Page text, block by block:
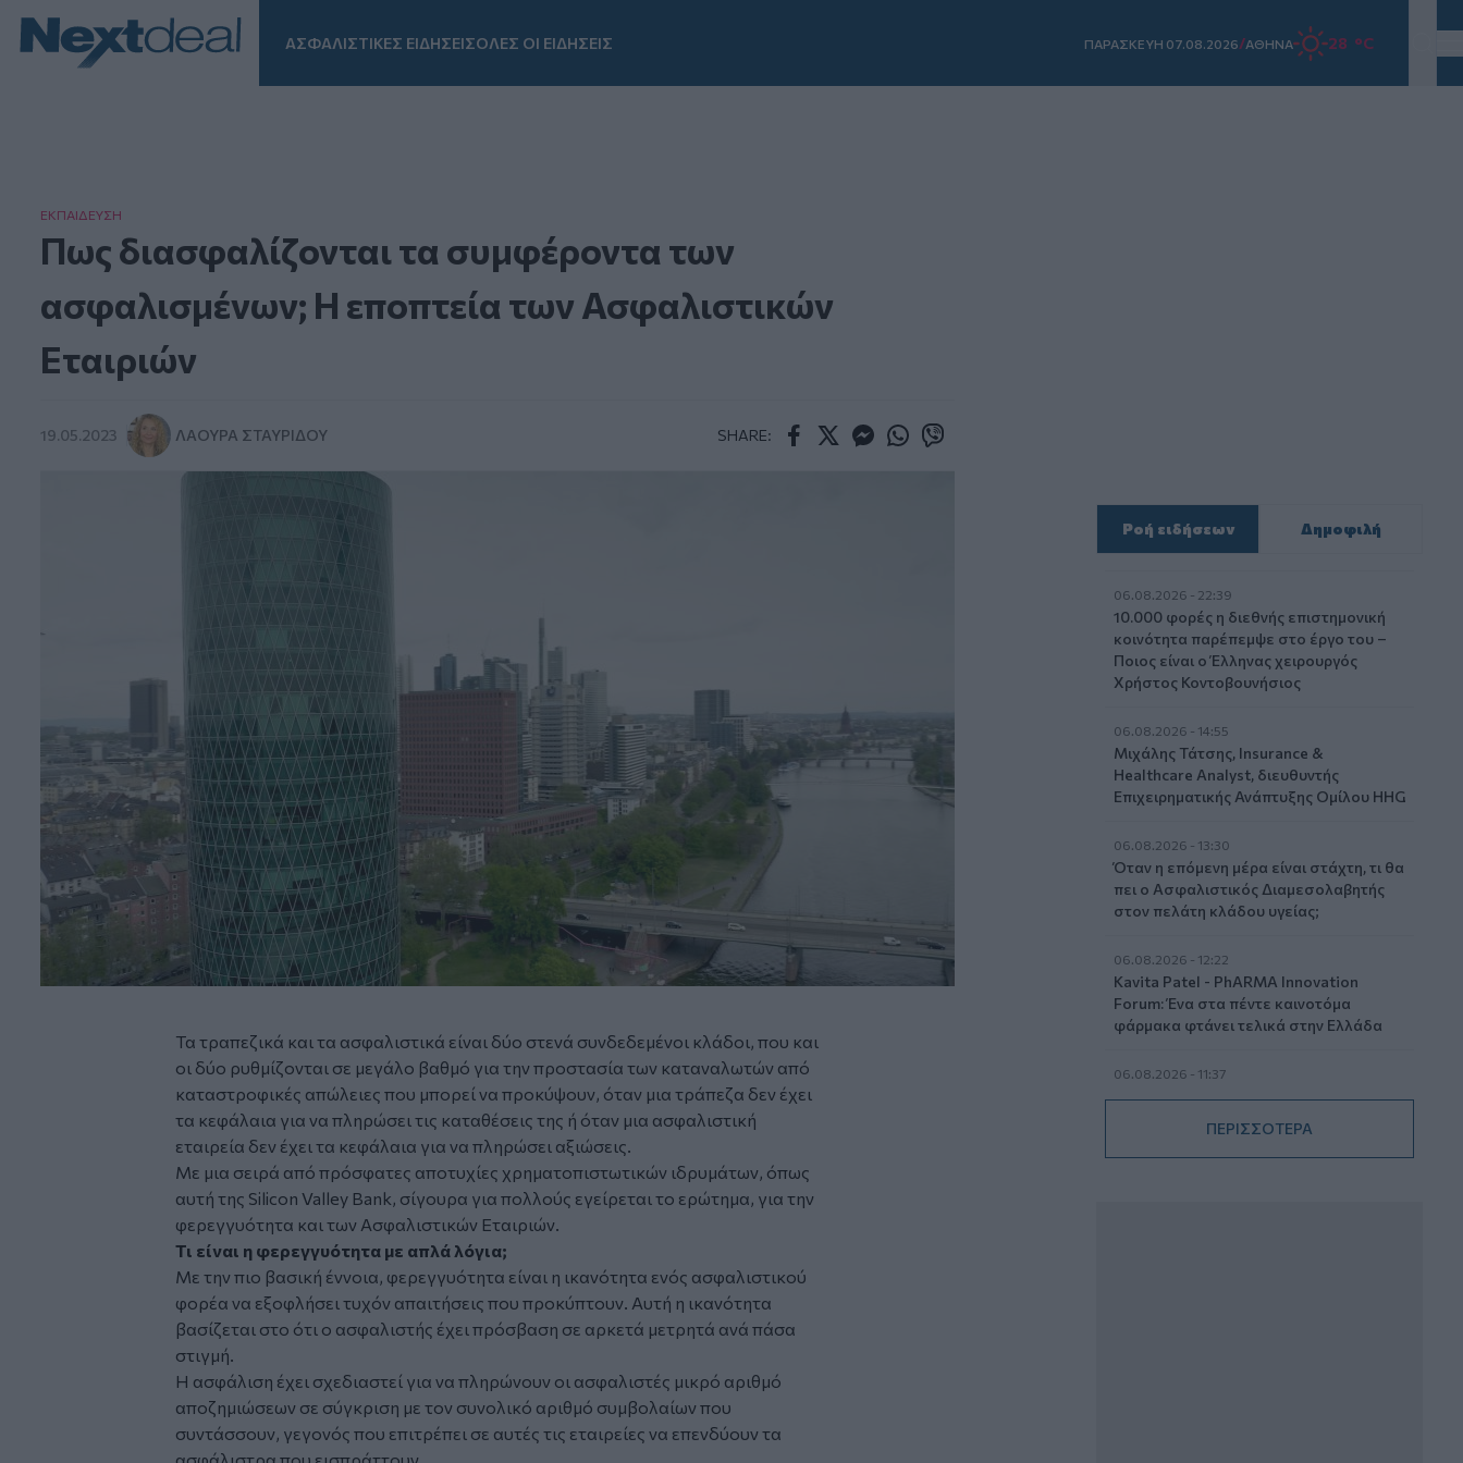
ΑΣΦΑΛΙΣΤΙΚΕΣ ΕΙΔΗΣΕΙΣΟΛΕΣ ΟΙ ΕΙΔΗΣΕΙΣ ΠΑΡΑΣΚΕΥΗ 07.08.2026/ΑΘΗΝΑ 28 °C
ΕΚΠΑΙΔΕΥΣΗ
Πως διασφαλίζονται τα συμφέροντα των
ασφαλισμένων; Η εποπτεία των Ασφαλιστικών
Εταιριών
19.05.2023 ΛΆΟΥΡΑ ΣΤΑΥΡΊΔΟΥ SHARE:
Τα τραπεζικά και τα ασφαλιστικά είναι δύο στενά συνδεδεμένοι κλάδοι, που και
οι δύο ρυθμίζονται σε μεγάλο βαθμό για την προστασία των καταναλωτών από
καταστροφικές απώλειες που μπορεί να προκύψουν, όταν μια τράπεζα δεν έχει
τα κεφάλαια για να πληρώσει τις καταθέσεις της ή όταν μια ασφαλιστική
εταιρεία δεν έχει τα κεφάλαια για να πληρώσει αξιώσεις.
Με μια σειρά από πρόσφατες αποτυχίες χρηματοπιστωτικών ιδρυμάτων, όπως
αυτή της Silicon Valley Bank, σίγουρα για πολλούς εγείρεται το ερώτημα, για την
φερεγγυότητα και των Ασφαλιστικών Εταιριών.
Τι είναι η φερεγγυότητα με απλά λόγια;
Με την πιο βασική έννοια, φερεγγυότητα είναι η ικανότητα ενός ασφαλιστικού
φορέα να εξοφλήσει τυχόν απαιτήσεις που προκύπτουν. Αυτή η ικανότητα
βασίζεται στο ότι ο ασφαλιστής έχει πρόσβαση σε αρκετά μετρητά ανά πάσα
στιγμή.
Η ασφάλιση έχει σχεδιαστεί για να πληρώνουν οι ασφαλιστές μικρό αριθμό
αποζημιώσεων σε σύγκριση με τον συνολικό αριθμό συμβολαίων που
συντάσσουν, γεγονός που επιτρέπει σε αυτές τις εταιρείες να επενδύουν τα
Ροή ειδήσεων Δημοφιλή
06.08.2026 - 22:39
10.000 φορές η διεθνής επιστημονική
κοινότητα παρέπεμψε στο έργο του –
Ποιος είναι ο Έλληνας χειρουργός
Χρήστος Κοντοβουνήσιος
06.08.2026 - 14:55
Μιχάλης Τάτσης, Insurance &
Healthcare Analyst, διευθυντής
Επιχειρηματικής Ανάπτυξης Ομίλου HHG
06.08.2026 - 13:30
Όταν η επόμενη μέρα είναι στάχτη, τι θα
πει ο Ασφαλιστικός Διαμεσολαβητής
στον πελάτη κλάδου υγείας;
06.08.2026 - 12:22
Kavita Patel - PhARMA Innovation
Forum: Ένα στα πέντε καινοτόμα
φάρμακα φτάνει τελικά στην Ελλάδα
06.08.2026 - 11:37
Μείωση ασφαλιστικών εισφορών
έμποροι από την Κυβέρνηση
ΠΕΡΙΣΣΟΤΕΡΑ